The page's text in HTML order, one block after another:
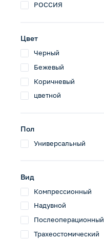
РОССИЯ
Цвет
Черный
Бежевый
Коричневый
цветной
Пол
Универсальный
Вид
Компрессионный
Надувной
Послеоперационный
Трахеостомический